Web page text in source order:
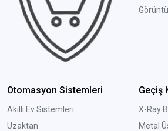
Otomasyon Sistemleri
Akıllı Ev Sistemleri
Uzaktan
Geçiş
X-Ray
Metal